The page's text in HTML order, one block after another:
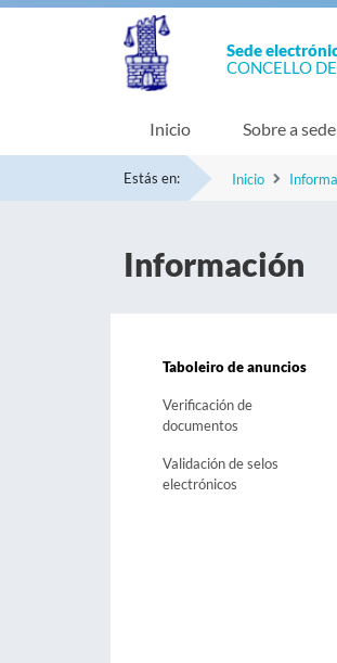
Sede
CONCELLO
Inicio Sobre a sede
Estás en: Inicio
Información
Taboleiro de anuncios
Verificación de
documentos
Validación de selos
electrónicos